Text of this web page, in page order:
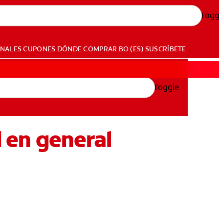
CUPONES DÓNDE COMPRAR BO (ES) SUSCRÍBETE
Toggle
en general